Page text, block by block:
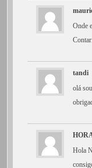
Onde
tandi
olá
Hola